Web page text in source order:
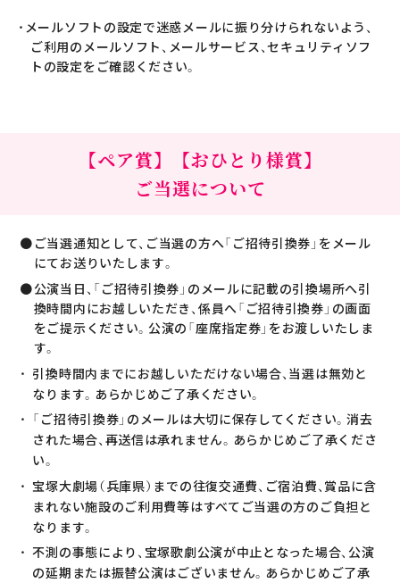
・ メールソフトの設定で迷惑メールに振り分けられないよう、
ご利用のメールソフト、メールサービス、セキュリティソフ
トの設定をご確認ください。
【ペア賞】【おひとり様賞】
ご当選について
ご当選通知として、ご当選の方へ「ご招待引換券」をメール
にてお送りいたします。
公演当日、「ご招待引換券」のメールに記載の引換場所へ引
換時間内にお越しいただき、係員へ「ご招待引換券」の画面
をご提示ください。公演の「座席指定券」をお渡しいたしま
す。
引換時間内までにお越しいただけない場合、当選は無効と
なります。あらかじめご了承ください。
「ご招待引換券」のメールは大切に保存してください。消去
された場合、再送信は承れません。あらかじめご了承くださ
い。
宝塚大劇場（兵庫県）までの往復交通費、ご宿泊費、賞品に含
まれない施設のご利用費等はすべてご当選の方のご負担と
なります。
不測の事態により、宝塚歌劇公演が中止となった場合、公演
の延期または振替公演はございません。あらかじめご了承